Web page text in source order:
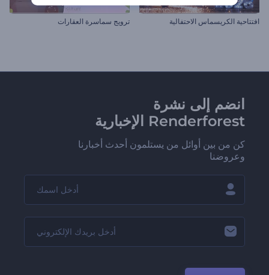
افتتاحية الكريسماس الاحتفالية ترويج سماسرة العقارات
انضم إلى نشرة
Renderforest الإخبارية
كن من بين أوائل من يستلمون أحدث أخبارنا
وعروضنا